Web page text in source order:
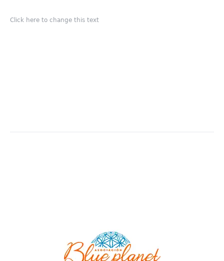
Click here to change this text